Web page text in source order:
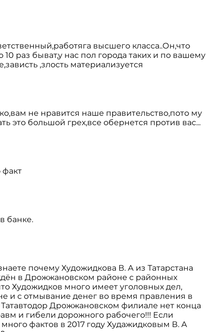
высшего класса..Он,что
раз быват,у нас пол города таких и по вашему
,злость материализуется
не нравится наше правительство,пото му
это большой грех,все обернется против вас...
факт
банке.
почему Художидкова В. А из Татарстана
в Дрожжановском районе с районных
Художидков много имеет уголовных дел,
и с отмывание денег во время правления в
Дрожжановском филиале нет конца
и гибели дорожного рабочего!!! Если
фактов в 2017 году Худажидковым В. А